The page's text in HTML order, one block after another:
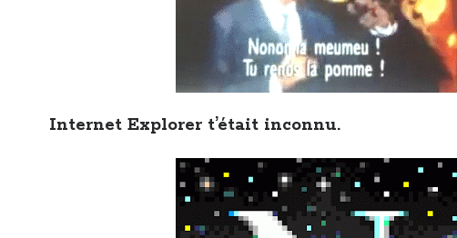
Internet Explorer t’était inconnu.